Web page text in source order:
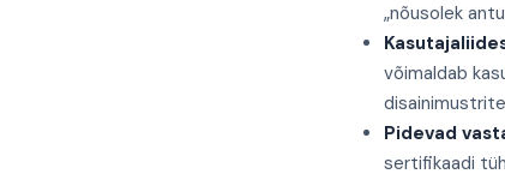
„nõusolek
võimaldab
Pidevad
sertifikaadi